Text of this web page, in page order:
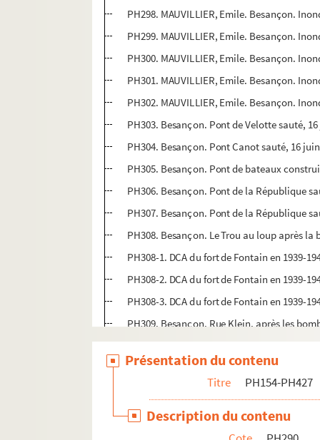
PH298. MAUVILLIER, Emile. Besançon.
PH299. MAUVILLIER, Emile. Besançon.
PH300. MAUVILLIER, Emile. Besançon.
PH301. MAUVILLIER, Emile. Besançon.
PH302. MAUVILLIER, Emile. Besançon.
PH303. Besançon. Pont de Velotte sauté,
PH304. Besançon. Pont Canot sauté, 16
PH305. Besançon. Pont de bateaux
PH306. Besançon. Pont de la République
PH307. Besançon. Pont de la République
PH308. Besançon. Le Trou au loup après
PH308-1. DCA du fort de Fontain en 1939-
PH308-2. DCA du fort de Fontain en 1939-
PH308-3. DCA du fort de Fontain en 1939-
PH309. Besançon. Rue Klein, après les
PH310. Besançon. La gare Viotte, après
PH311. Besançon. Le monument aux
PH312. Besançon. Rue de Belfort après
PH313. Besançon. Rue de Belfort après les
PH313-1. Besançon. Rue de Belfort n° 17
Présentation du contenu
Titre PH154-PH427
Description du contenu